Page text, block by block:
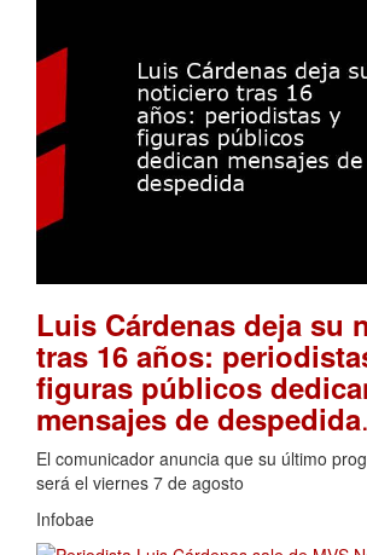
Luis Cárdenas deja su
tras 16 años:
figuras públicos
mensajes de despedida
El comunicador anuncia que su último
será el viernes 7 de agosto
Infobae